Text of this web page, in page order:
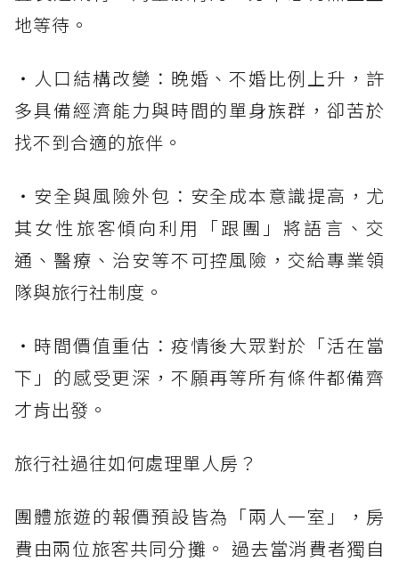
地等待。
・人口結構改變：晚婚、不婚比例上升，許
多具備經濟能力與時間的單身族群，卻苦於
找不到合適的旅伴。
・安全與風險外包：安全成本意識提高，尤
其女性旅客傾向利用「跟團」將語言、交
通、醫療、治安等不可控風險，交給專業領
隊與旅行社制度。
・時間價值重估：疫情後大眾對於「活在當
下」的感受更深，不願再等所有條件都備齊
才肯出發。
旅行社過往如何處理單人房？
團體旅遊的報價預設皆為「兩人一室」，房
費由兩位旅客共同分攤。 過去當消費者獨自